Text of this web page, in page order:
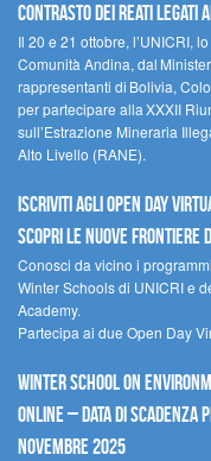
contrasto dei reati legati
Il 20 e 21 ottobre, l’UNICRI,
Comunità Andina, dal
rappresentanti di Bolivia,
per partecipare alla XXXII
sull’Estrazione Mineraria
Alto Livello (RANE).
Iscriviti agli Open Day
scopri le nuove frontiere
Conosci da vicino i
Winter Schools di UNICRI e
Academy.
Partecipa ai due Open Day
Winter School on
Online – Data di scadenza
novembre 2025